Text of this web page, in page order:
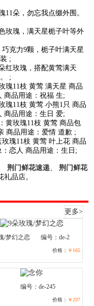
朵，勿忘我点缀外围。
玫瑰，满天星栀子叶等外
克力9颗，栀子叶满天星
;
红玫瑰，搭配黄莺满天
;
瑰11枝 黄莺 满天星 商品
商品用途：祝福 生;
瑰11枝 黄莺 小熊1只 商品
商品用途：生日 爱;
黄玫瑰11枝 黄莺 商品包
商品用途：爱情 道歉 ;
瑰11枝 黄莺 叶上花 商品
恋人 商品用途：生日;
荆门鲜花速递、荆门鲜花
礼品店。
更多>
/梦幻之恋 编号：de-2
价格： ￥165
编号：de-245
价格： ￥237